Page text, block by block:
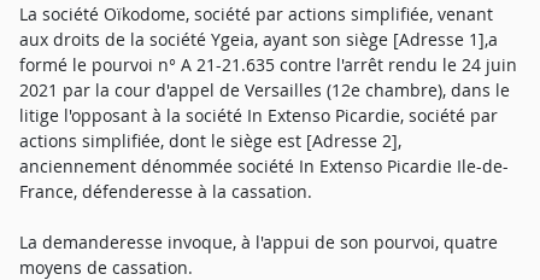
La société Oïkodome, société par actions simplifiée, venant
aux droits de la société Ygeia, ayant son siège [Adresse 1],a
formé le pourvoi n° A 21-21.635 contre l'arrêt rendu le 24 juin
2021 par la cour d'appel de Versailles (12e chambre), dans le
litige l'opposant à la société In Extenso Picardie, société par
actions simplifiée, dont le siège est [Adresse 2],
anciennement dénommée société In Extenso Picardie Ile-de-
France, défenderesse à la cassation.
La demanderesse invoque, à l'appui de son pourvoi, quatre
moyens de cassation.